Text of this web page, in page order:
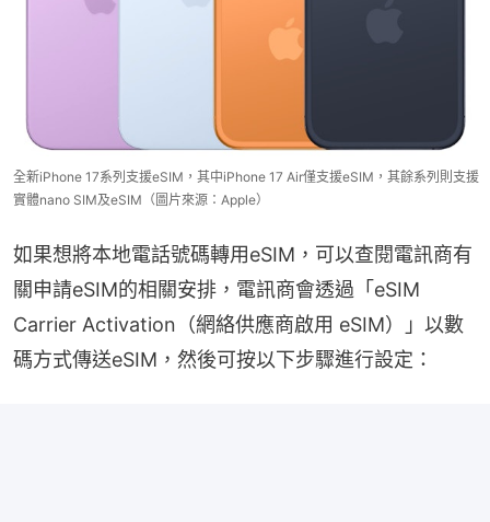
全新iPhone 17系列支援eSIM，其中iPhone 17 Air僅支援eSIM，其餘系列則支援
實體nano SIM及eSIM（圖片來源：Apple）
如果想將本地電話號碼轉用eSIM，可以查閱電訊商有
關申請eSIM的相關安排，電訊商會透過「eSIM
Carrier Activation（網絡供應商啟用 eSIM）」以數
碼方式傳送eSIM，然後可按以下步驟進行設定：